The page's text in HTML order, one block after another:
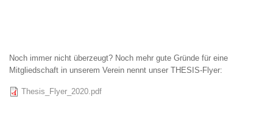
Noch immer nicht überzeugt? Noch mehr gute Gründe für eine
Mitgliedschaft in unserem Verein nennt unser THESIS-Flyer:
DateiThesis_Flyer_2020.pdf